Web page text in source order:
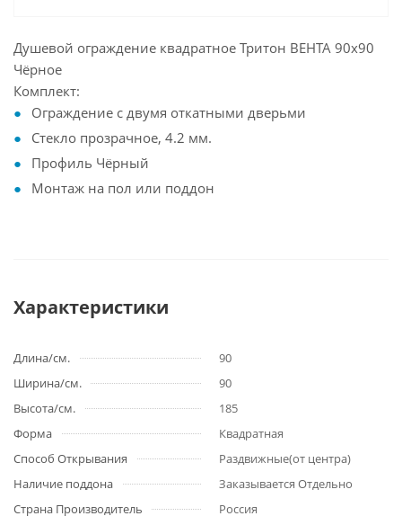
Душевой ограждение квадратное Тритон ВЕНТА 90x90
Чёрное
Комплект:
Ограждение с двумя откатными дверьми
Стекло прозрачное, 4.2 мм.
Профиль Чёрный
Монтаж на пол или поддон
Характеристики
Длина/см.
90
Ширина/см.
90
Высота/см.
185
Форма
Квадратная
Способ Открывания
Раздвижные(от центра)
Наличие поддона
Заказывается Отдельно
Страна Производитель
Россия